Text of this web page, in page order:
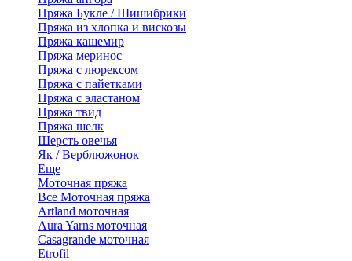
Пряжа Букле / Шишибрики
Пряжа из хлопка и вискозы
Пряжа кашемир
Пряжа меринос
Пряжа с люрексом
Пряжа с пайетками
Пряжа с эластаном
Пряжа твид
Пряжа шелк
Шерсть овечья
Як / Верблюжонок
Еще
Моточная пряжа
Все Моточная пряжа
Artland моточная
Aura Yarns моточная
Casagrande моточная
Etrofil